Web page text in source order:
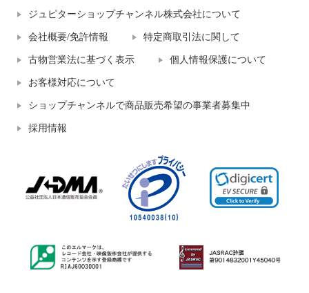
ジュピターショップチャンネル株式会社について
会社概要/免許情報 特定商取引法に関して
古物営業法に基づく表示 個人情報保護について
お客様対応について
ショップチャンネルで商品販売希望の事業者募集中
採用情報